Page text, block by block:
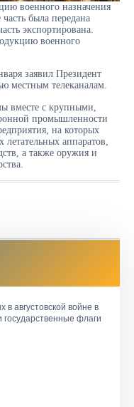
военного назначения
была передана
экспортирована.
военного
заявил Президент
местным телеканалам.
вместе с крупными,
промышленности
на которых
аппаратов,
а также оружия и
в августовской войне в
государственные флаги